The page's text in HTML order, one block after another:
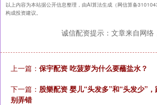
以上内容为本站据公开信息整理，由AI算法生成（网信算备
构成投资建议。
诚信配资提示：文章来自网络
上一篇： 保宇配资 吃菠萝为什么要蘸盐水？
下一篇： 股樂配资 婴儿“头发多”和“头发少”
别弄错